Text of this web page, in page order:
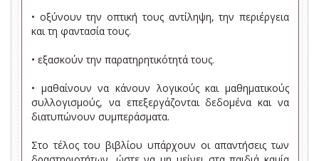
• οξύνουν την οπτική τους αντίληψη, την περιέργεια
και τη φαντασία τους.
• εξασκούν την παρατηρητικότητά τους.
• μαθαίνουν να κάνουν λογικούς και μαθηματικούς
συλλογισμούς, να επεξεργάζονται δεδομένα και να
διατυπώνουν συμπεράσματα.
Στο τέλος του βιβλίου υπάρχουν οι απαντήσεις των